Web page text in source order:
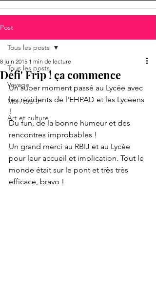
Post
Tous les posts
Voyage
Mon top 5
Art et culture
Tous les posts
Défi' Frip ! ça commence
8 juin 2015 1 min de lecture
Un super moment passé au Lycée avec
les résidents de l'EHPAD et les Lycéens
!
Du fun, de la bonne humeur et des
rencontres improbables !
Un grand merci au RBIJ et au Lycée
pour leur accueil et implication. Tout le
monde était sur le pont et très très
efficace, bravo !